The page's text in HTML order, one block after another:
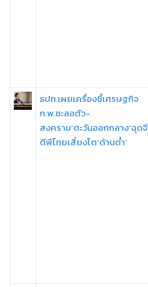
ธปท.เผยเครื่องชี้เศรษฐกิจ
ก.พ.ชะลอตัว-
สงคราม‘ตะวันออกกลาง’ฉุดจี
ดีพีไทยเสี่ยงโต‘ด้านต่ำ’